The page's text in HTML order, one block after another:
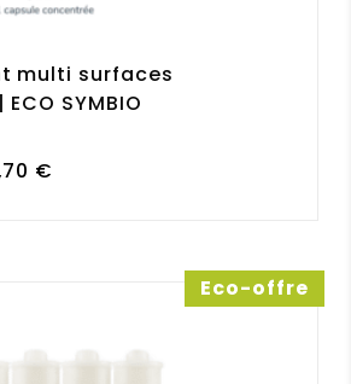
multi surfaces
SYMBIO
€
Eco-offre